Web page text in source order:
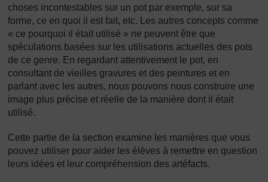
choses incontestables sur un pot par exemple, sur sa
forme, ce en quoi il est fait, etc. Les autres concepts comme
« ce pourquoi il était utilisé » ne peuvent être que
spéculations basées sur les utilisations actuelles des pots
de ce genre. En regardant attentivement le pot, en
consultant de vieilles gravures et des peintures et en
parlant avec les autres, nous pouvons nous construire une
image plus précise et réelle de la manière dont il était
utilisé.
Cette partie de la section examine les manières que vous
pouvez utiliser pour aider les élèves à remettre en question
leurs idées et leur compréhension des artéfacts.